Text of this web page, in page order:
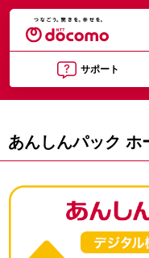
サポート
あんしんパック ホ